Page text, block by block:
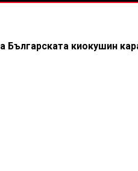
Българската киокушин